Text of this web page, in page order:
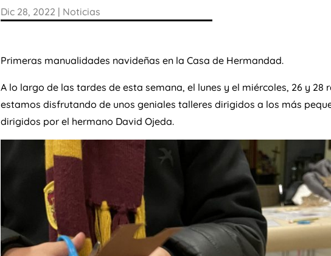
Dic 28, 2022 | Noticias
Primeras manualidades navideñas en la Casa de Hermandad.
A lo largo de las tardes de esta semana, el lunes y el miércoles, 26 y 28
estamos disfrutando de unos geniales talleres dirigidos a los más
dirigidos por el hermano David Ojeda.